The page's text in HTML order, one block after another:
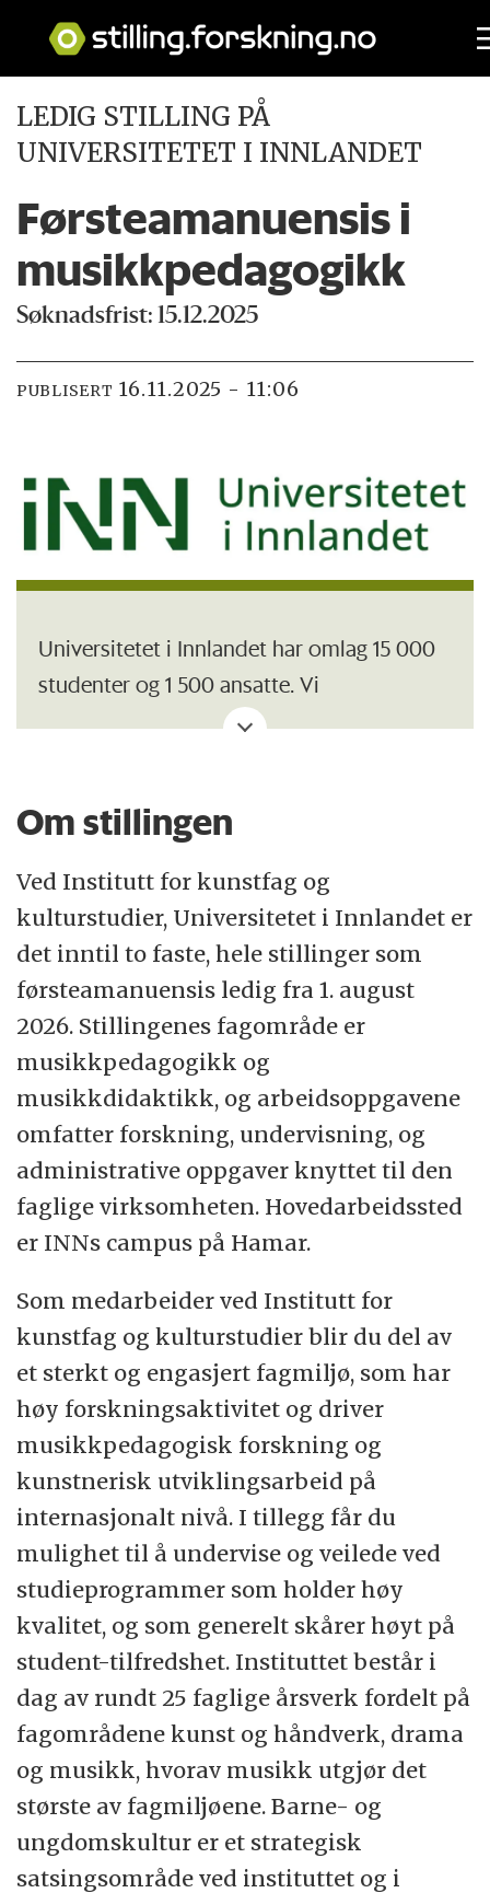
LEDIG STILLING PÅ
UNIVERSITETET I INNLANDET
Førsteamanuensis i
musikkpedagogikk
Søknadsfrist: 15.12.2025
PUBLISERT 16.11.2025 - 11:06
Universitetet i Innlandet har omlag 15 000
studenter og 1 500 ansatte. Vi
har studiesteder i Lillehammer, Hamar,
Kongsvinger, Tynset og i Oslo. Universitetet
i Innlandet er kjent for sterke og solide
utdannings- og forskningsmiljøer som
setter spor etter seg regionalt, nasjonalt og
Vår visjon er «Sterkere sammen - vi bygger
universitetet i tverrfaglig fellesskap,
sammen med samfunns- og arbeidsliv.»
Fakultet for Lærerutdanning og
pedagogikk (LUP) har for tiden rundt 300
ansatte og 3000 studenter.
Fakultetet tilbyr de fleste former for
lærerutdanning så som barnehage- og
grunnskolelærerutdanninger, femårig
lærerutdanning i praktisk-estetiske fag
(musikk), praktisk-pedagogisk utdanning
innenfor flere fagområder, samt
lektorprogram i språkfag.
I tillegg tilbys en rekke årsstudier,
bachelorprogram i både pedagogikk og
spesialpedagogikk, 2-årige
masterprogrammer innenfor hhv. generell
pedagogikk, spesialpedagogikk, tilpasset
opplæring, digital kommunikasjon og
kultur, kultur- og språkfag (norsk, engelsk,
musikk) realfagsdidaktikk (matematikk,
naturfag) og utdanningsledelse.
Om stillingen
Ved Institutt for kunstfag og
kulturstudier, Universitetet i Innlandet er
det inntil to faste, hele stillinger som
førsteamanuensis ledig fra 1. august
2026. Stillingenes fagområde er
musikkpedagogikk og
musikkdidaktikk, og arbeidsoppgavene
omfatter forskning, undervisning, og
administrative oppgaver knyttet til den
faglige virksomheten. Hovedarbeidssted
er INNs campus på Hamar.
Som medarbeider ved Institutt for
kunstfag og kulturstudier blir du del av
et sterkt og engasjert fagmiljø, som har
høy forskningsaktivitet og driver
musikkpedagogisk forskning og
kunstnerisk utviklingsarbeid på
internasjonalt nivå. I tillegg får du
mulighet til å undervise og veilede ved
studieprogrammer som holder høy
kvalitet, og som generelt skårer høyt på
student-tilfredshet. Instituttet består i
dag av rundt 25 faglige årsverk fordelt på
fagområdene kunst og håndverk, drama
og musikk, hvorav musikk utgjør det
største av fagmiljøene. Barne- og
ungdomskultur er et strategisk
satsingsområde ved instituttet og i